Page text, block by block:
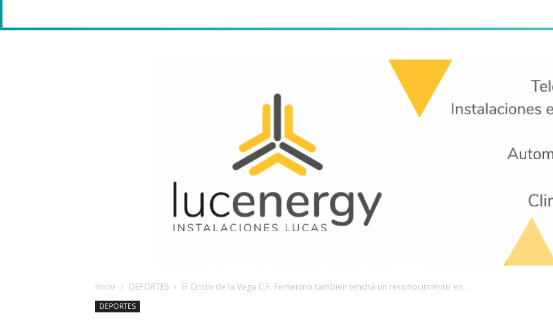
Inicio DEPORTES El Cristo de la Vega C.F. Femenino también tendrá un reconocimiento en...
DEPORTES